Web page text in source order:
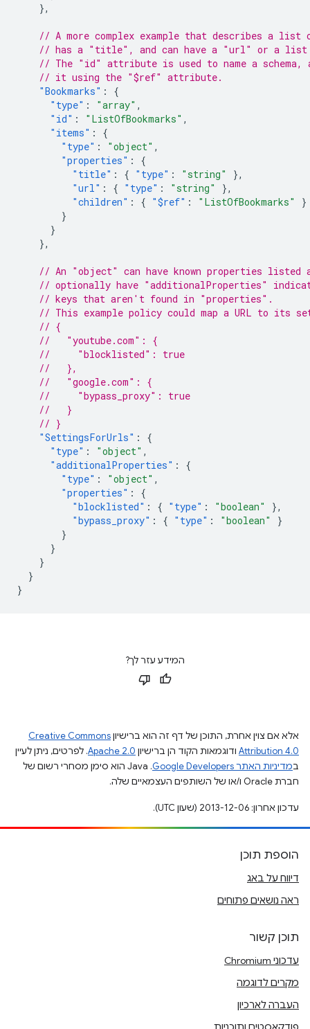
},
// A more complex example that describes a list
// has a "title", and can have a "url" or a list
// The "id" attribute is used to name a schema,
// it using the "$ref" attribute.
"Bookmarks" :
{
"type" : "array" ,
"id" : "ListOfBookmarks" ,
"items" :
{
"type" : "object" ,
"properties" :
{
"title" : { "type" : "string"
},
"url" : { "type" : "string"
},
"children" : { "$ref" : "ListOfBookmarks"
}
}
}
},
// An "object" can have known properties listed
// optionally have "additionalProperties"
// keys that aren't found in "properties".
// This example policy could map a URL to its
// {
//   "youtube.com": {
//     "blocklisted": true
//   },
//   "google.com": {
//     "bypass_proxy": true
//   }
// }
"SettingsForUrls" :
{
"type" : "object" ,
"additionalProperties" :
{
"type" : "object" ,
"properties" :
{
"blocklisted" : { "type" : "boolean"
},
"bypass_proxy" : { "type" : "boolean"
}
}
}
}
}
}
המידע עזר לך?
אלא אם צוין אחרת, התוכן של דף זה הוא ברישיוןCreative Commons
Attribution 4.0 ודוגמאות הקוד הן ברישיון Apache 2.0. לפרטים, ניתן לעיין
במדיניות האתר Google Developers‏
.‏ Java הוא סימן מסחרי רשום של
חברת Oracle ו/או של השותפים העצמאיים שלה.
עדכון אחרון: 2013-12-06 (שעון UTC).
הוספת תוכן
דיווח על באג
ראה נושאים פתוחים
תוכן קשור
עדכוני Chromium
מקרים לדוגמה
העברה לארכיון